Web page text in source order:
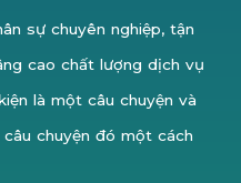
sự chuyên nghiệp, tận
cao chất lượng dịch vụ
là một câu chuyện và
chuyện đó một cách